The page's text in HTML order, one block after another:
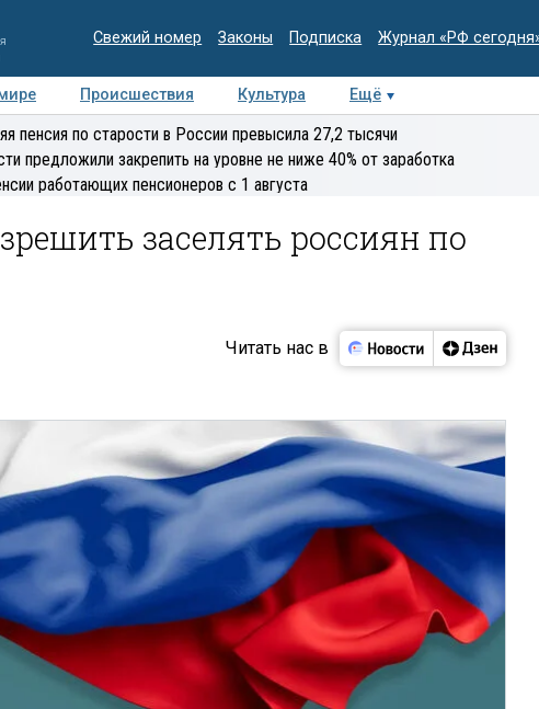
Свежий номер Законы Подписка Журнал «РФ
Происшествия Культура Ещё
Медиацентр Интервью Колумнисты
пенсия по старости в России превысила 27,2 тысячи
предложили закрепить на уровне не ниже 40% от заработка
работающих пенсионеров с 1 августа
заселять россиян по
Читать нас в